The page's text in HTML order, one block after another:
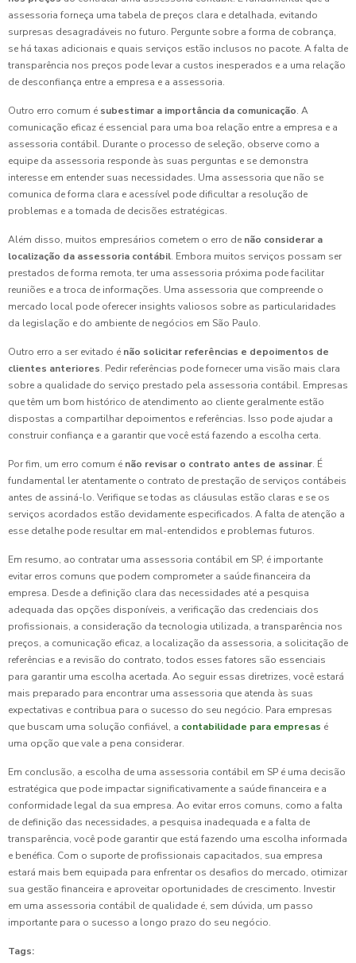
assessoria forneça uma tabela de preços clara e detalhada, evitando
surpresas desagradáveis no futuro. Pergunte sobre a forma de cobrança,
se há taxas adicionais e quais serviços estão inclusos no pacote. A falta de
transparência nos preços pode levar a custos inesperados e a uma relação
de desconfiança entre a empresa e a assessoria.
Outro erro comum é subestimar a importância da comunicação. A
comunicação eficaz é essencial para uma boa relação entre a empresa e a
assessoria contábil. Durante o processo de seleção, observe como a
equipe da assessoria responde às suas perguntas e se demonstra
interesse em entender suas necessidades. Uma assessoria que não se
comunica de forma clara e acessível pode dificultar a resolução de
problemas e a tomada de decisões estratégicas.
Além disso, muitos empresários cometem o erro de não considerar a
localização da assessoria contábil. Embora muitos serviços possam ser
prestados de forma remota, ter uma assessoria próxima pode facilitar
reuniões e a troca de informações. Uma assessoria que compreende o
mercado local pode oferecer insights valiosos sobre as particularidades
da legislação e do ambiente de negócios em São Paulo.
Outro erro a ser evitado é não solicitar referências e depoimentos de
clientes anteriores. Pedir referências pode fornecer uma visão mais clara
sobre a qualidade do serviço prestado pela assessoria contábil. Empresas
que têm um bom histórico de atendimento ao cliente geralmente estão
dispostas a compartilhar depoimentos e referências. Isso pode ajudar a
construir confiança e a garantir que você está fazendo a escolha certa.
Por fim, um erro comum é não revisar o contrato antes de assinar. É
fundamental ler atentamente o contrato de prestação de serviços contábeis
antes de assiná-lo. Verifique se todas as cláusulas estão claras e se os
serviços acordados estão devidamente especificados. A falta de atenção a
esse detalhe pode resultar em mal-entendidos e problemas futuros.
Em resumo, ao contratar uma assessoria contábil em SP, é importante
evitar erros comuns que podem comprometer a saúde financeira da
empresa. Desde a definição clara das necessidades até a pesquisa
adequada das opções disponíveis, a verificação das credenciais dos
profissionais, a consideração da tecnologia utilizada, a transparência nos
preços, a comunicação eficaz, a localização da assessoria, a solicitação de
referências e a revisão do contrato, todos esses fatores são essenciais
para garantir uma escolha acertada. Ao seguir essas diretrizes, você estará
mais preparado para encontrar uma assessoria que atenda às suas
expectativas e contribua para o sucesso do seu negócio. Para empresas
que buscam uma solução confiável, a contabilidade para empresas é
uma opção que vale a pena considerar.
Em conclusão, a escolha de uma assessoria contábil em SP é uma decisão
estratégica que pode impactar significativamente a saúde financeira e a
conformidade legal da sua empresa. Ao evitar erros comuns, como a falta
de definição das necessidades, a pesquisa inadequada e a falta de
transparência, você pode garantir que está fazendo uma escolha informada
e benéfica. Com o suporte de profissionais capacitados, sua empresa
estará mais bem equipada para enfrentar os desafios do mercado, otimizar
sua gestão financeira e aproveitar oportunidades de crescimento. Investir
em uma assessoria contábil de qualidade é, sem dúvida, um passo
importante para o sucesso a longo prazo do seu negócio.
Tags: